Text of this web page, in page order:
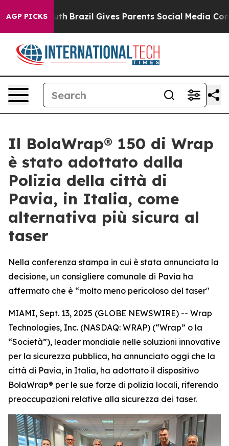
AGP PICKS
Brazil Gives Parents Social Media Controls for
Il BolaWrap® 150 di Wrap
è stato adottato dalla
Polizia della città di
Pavia, in Italia, come
alternativa più sicura al
taser
Nella conferenza stampa in cui è stata annunciata la
decisione, un consigliere comunale di Pavia ha
affermato che è “molto meno pericoloso del taser"
MIAMI, Sept. 13, 2025 (GLOBE NEWSWIRE) -- Wrap
Technologies, Inc. (NASDAQ: WRAP) (“Wrap” o la
“Società”), leader mondiale nelle soluzioni innovative
per la sicurezza pubblica, ha annunciato oggi che la
città di Pavia, in Italia, ha adottato il dispositivo
BolaWrap® per le sue forze di polizia locali, riferendo
preoccupazioni relative alla sicurezza dei taser.